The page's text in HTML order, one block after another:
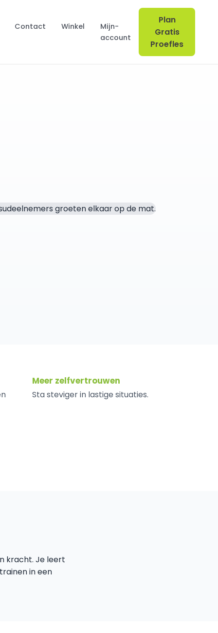
Contact Winkel
Mijn-
account
Plan
Gratis
Proefles
Meer zelfvertrouwen
Sta steviger in lastige situaties.
kracht. Je leert
in een